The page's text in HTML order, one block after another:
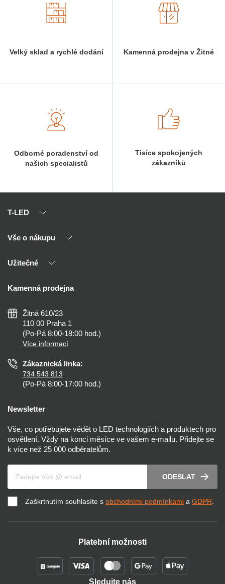
Velký sklad a rychlé dodání Kamenná prodejna v Žitné
Odborné poradenství od
našich specialistů
Tisíce spokojených
zákazníků
T-LED
O nás
Kontakty
Vše o nákupu
Výhody T-LED
Montáž
Nejčastější dotazy
Než koupíte
Osvětlení dle místnosti
Užitečné
Reklamace a vrácení
Zásady ochrany soukromí
Nastavení cookies
Prohlášení o přístupnosti
Kamenná prodejna
Žitná 610/23
110 00 Praha 1
(Po-Pá 8:00-18:00 hod.)
Více informací
Zákaznická linka:
734 543 813
(Po-Pá 8:00-17:00 hod.)
Newsletter
Vše, co potřebujete vědět o LED technologiích a produktech pro
osvětlení. Vždy na konci měsíce ve vašem e-mailu. Přidejte se
k více než 25 000 odběratelům.
ODESLAT
Zaškrtnutím souhlasíte s obchodními podmínkami a GDPR.
Platební možnosti
Sledujte nás